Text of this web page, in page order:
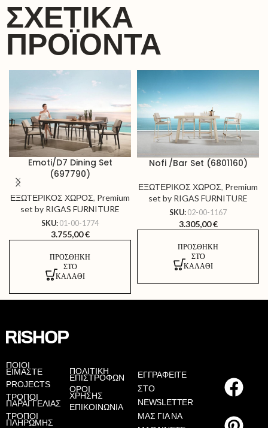
ΣΧΕΤΙΚΆ
ΠΡΟΪΌΝΤΑ
Emoti/D7 Dining Set
(697790)
ΕΞΩΤΕΡΙΚΟΣ ΧΩΡΟΣ, Premium
set by RIGAS FURNITURE
SKU: 01-00-1774
3.755,00€
ΠΡΟΣΘΉΚΗ
ΣΤΟ
ΚΑΛΆΘΙ
Nofi /Bar Set (6801160)
ΕΞΩΤΕΡΙΚΟΣ ΧΩΡΟΣ, Premium
set by RIGAS FURNITURE
SKU: 02-00-1167
3.305,00€
ΠΡΟΣΘΉΚΗ
ΣΤΟ
ΚΑΛΆΘΙ
ΠΟΙΟΙ
ΕΙΜΑΣΤΕ
PROJECTS
ΤΡΟΠΟΙ
ΠΑΡΑΓΓΕΛΙΑΣ
ΤΡΟΠΟΙ
ΠΛΗΡΩΜΗΣ
ΠΟΛΙΤΙΚΗ
ΕΠΙΣΤΡΟΦΩΝ
ΟΡΟΙ
ΧΡΗΣΗΣ
ΕΠΙΚΟΙΝΩΝΙΑ
ΕΓΓΡΑΦΕΙΤΕ
ΣΤΟ
NEWSLETTER
ΜΑΣ ΓΙΑ ΝΑ